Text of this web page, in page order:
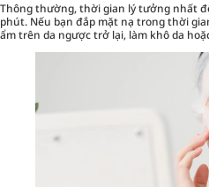
Thông thường, thời gian lý tưởng nhất
phút. Nếu bạn đắp mặt nạ trong thời
ẩm trên da ngược trở lại, làm khô da